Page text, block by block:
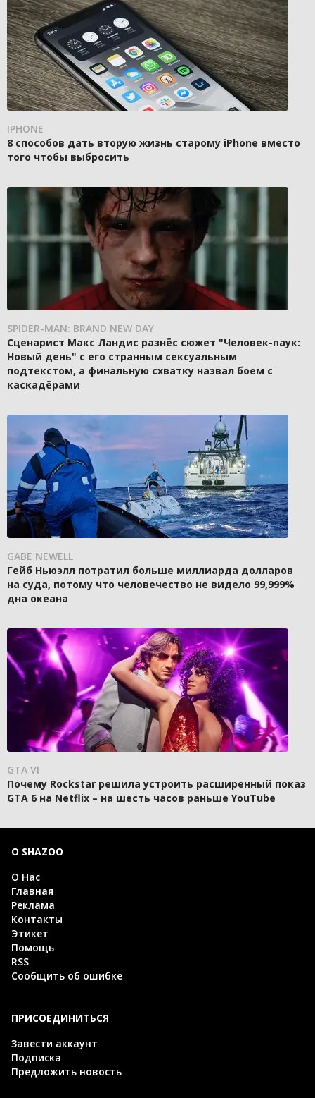
IPHONE
8 способов дать вторую жизнь старому iPhone вместо
того чтобы выбросить
SPIDER-MAN: BRAND NEW DAY
Сценарист Макс Ландис разнёс сюжет "Человек-паук:
Новый день" с его странным сексуальным
подтекстом, а финальную схватку назвал боем с
каскадёрами
GABE NEWELL
Гейб Ньюэлл потратил больше миллиарда долларов
на суда, потому что человечество не видело 99,999%
дна океана
GTA VI
Почему Rockstar решила устроить расширенный показ
GTA 6 на Netflix – на шесть часов раньше YouTube
О SHAZOO
О Нас
Главная
Реклама
Контакты
Этикет
Помощь
RSS
Сообщить об ошибке
ПРИСОЕДИНИТЬСЯ
Завести аккаунт
Подписка
Предложить новость